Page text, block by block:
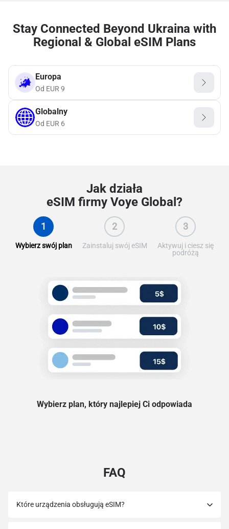
Stay Connected Beyond Ukraina with
Regional & Global eSIM Plans
Europa
Od EUR 9
Globalny
Od EUR 6
Jak działa
eSIM firmy Voye Global?
1
Wybierz swój plan
2
Zainstaluj swój eSIM
3
Aktywuj i ciesz się
podróżą
Wybierz plan, który najlepiej Ci odpowiada
FAQ
Które urządzenia obsługują eSIM?